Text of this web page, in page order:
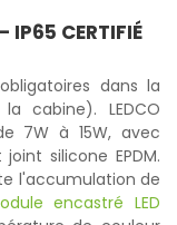
IP65 CERTIFIÉ
dans la
cabine). LEDCO
7W à 15W, avec
silicone EPDM.
l'accumulation de
encastré LED